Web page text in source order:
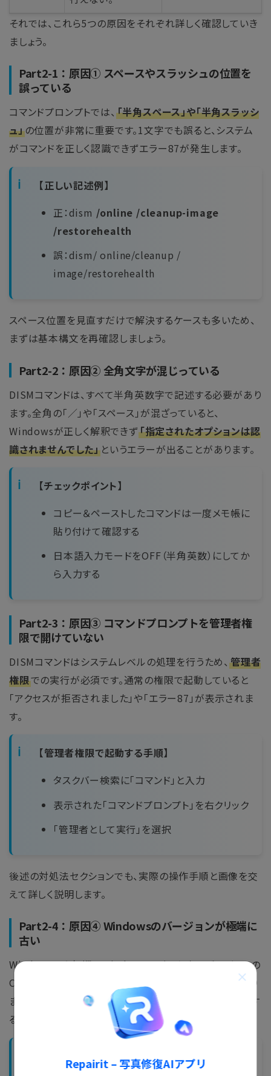
Repairit – 写真修復AIアプリ
それでは、これら5つの原因をそれぞれ詳しく確認していき
ましょう。
Part2-1：原因① スペースやスラッシュの位置を
誤っている
コマンドプロンプトでは、 「半角スペース」や「半角スラッシ
ュ」の位置が非常に重要です。1文字でも誤ると、システム
がコマンドを正しく認識できずエラー87が発生します。
【正しい記述例】
正：dism /online /cleanup-image
/restorehealth
誤：dism/ online/cleanup /
image/restorehealth
スペース位置を見直すだけで解決するケースも多いため、
まずは基本構文を再確認しましょう。
Part2-2：原因② 全角文字が混じっている
DISMコマンドは、すべて半角英数字で記述する必要があり
ます。全角の「／」や「スペース」が混ざっていると、
Windowsが正しく解釈できず「指定されたオプションは認
識されませんでした」 というエラーが出ることがあります。
【チェックポイント】
コピー＆ペーストしたコマンドは一度メモ帳に
貼り付けて確認する
日本語入力モードをOFF（半角英数）にしてか
ら入力する
Part2-3：原因③ コマンドプロンプトを管理者権
限で開けていない
DISMコマンドはシステムレベルの処理を行うため、 管理者
権限での実行が必須です。通常の権限で起動していると
「アクセスが拒否されました」や「エラー87」が表示されま
す。
【管理者権限で起動する手順】
タスクバー検索に「コマンド」と入力
表示された「コマンドプロンプト」を右クリック
「管理者として実行」を選択
後述の対処法セクションでも、実際の操作手順と画像を交
えて詳しく説明します。
Part2-4：原因④ Windowsのバージョンが極端に
古い
Windows 7や初期のWindows 10など、古いバージョンの
OSでは一部のDISMコマンドに対応していないことがあり
ます。
最新のWindows Update を適用することで解決す
るケースも多いです。